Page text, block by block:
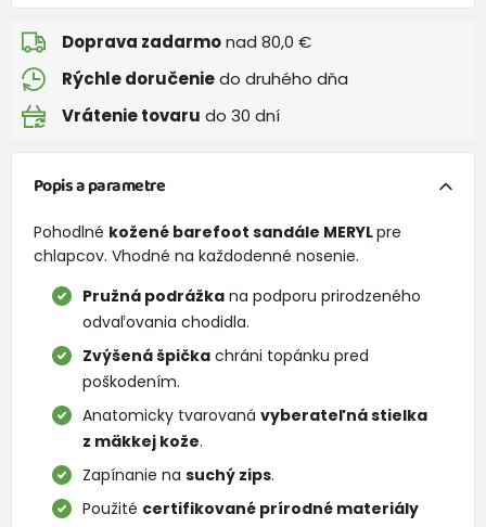
Doprava zadarmonad 80,0 €
Rýchle doručeniedo druhého dňa
Vrátenie tovaru do 30 dní
Popis a parametre
Pohodlné kožené barefoot sandále MERYLpre
chlapcov. Vhodné na každodenné nosenie.
Pružná podrážka na podporu prirodzeného
odvaľovania chodidla.
Zvýšená špička chráni topánku pred
poškodením.
Anatomicky tvarovanávyberateľná stielka
z mäkkej kože.
Zapínanie nasuchý zips.
Použité certifikované prírodné materiály